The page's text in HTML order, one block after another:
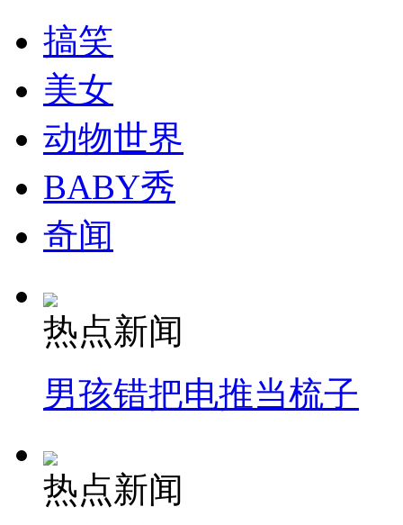
走！跟着总书记去植树
纽约上演“枕头大战”
搞笑
美女
动物世界
BABY秀
奇闻
热点新闻
男孩错把电推当梳子
热点新闻